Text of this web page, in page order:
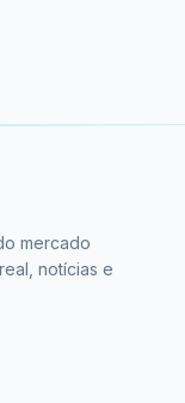
mercado
notícias e